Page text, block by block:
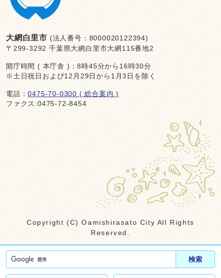
検索
大網白里市 (法人番号：8000020122394)
〒299-3292 千葉県大網白里市大網115番地2
開庁時間 ( 本庁舎 )：8時45分から16時30分
※土日祝日および12月29日から1月3日を除く
電話：0475-70-0300 ( 総合案内 )
ファクス:0475-72-8454
Copyright (C) Oamishirasato City All Rights
Reserved.